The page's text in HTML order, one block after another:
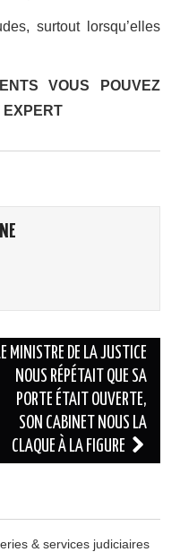
surtout lorsqu’elles
VOUS POUVEZ
EXPERT
MINISTRE DE LA JUSTICE
NOUS RÉPÉTAIT QUE SA
PORTE ÉTAIT OUVERTE,
SON CABINET NOUS LA
CLAQUE À LA FIGURE
& services judiciaires